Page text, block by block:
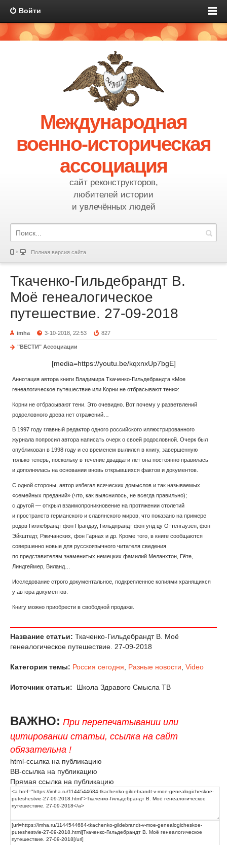
Войти
Международная
военно-историческая
ассоциация
сайт реконструкторов,
любителей истории
и увлечённых людей
Полная версия сайта
Ткаченко-Гильдебрандт В.
Моё генеалогическое
путешествие. 27-09-2018
imha 3-10-2018, 22:53 827
"ВЕСТИ" Ассоциации
[media=https://youtu.be/kqxnxUp7bgE]
Аннотация автора книги Владимира Ткаченко-Гильдебрандта «Мое
генеалогическое путешествие или Корни не отбрасывают тени»:
Корни не отбрасывают тени. Это очевидно. Вот почему у разветвлений
родословного древа нет отражений…
В 1997 году главный редактор одного российского иллюстрированного
журнала попросил автора написать очерк о своей родословной. Очерк был
опубликован в 1998 году и со временем вылился в книгу, завершенную
только теперь, поскольку в течение двадцати лет она постоянно правилась
и дополнялась на основании вновь открывшихся фактов и документов.
С одной стороны, автор избегал всяческих домыслов и так называемых
«семейных преданий» (что, как выяснилось, не всегда правильно);
с другой — открыл взаимопроникновение на протяжении столетий
и пространств германского и славянского миров, что показано на примере
родов Гиллебрандт фон Прандау, Гильдпрандт фон унд цу Оттенгаузен, фон
Эйкштедт, Ржичанских, фон Гарнах и др. Кроме того, в книге сообщаются
совершенно новые для русскоязычного читателя сведения
по представителям знаменитых немецких фамилий Меланхтон, Гёте,
Линдгеймер, Виланд…
Исследование строго документальное, подкрепленное копиями хранящихся
у автора документов.
Книгу можно приобрести в свободной продаже.
Название статьи: Ткаченко-Гильдебрандт В. Моё
генеалогическое путешествие. 27-09-2018
Категория темы: Россия сегодня Разные новости Video
Источник статьи: Школа Здравого Смысла ТВ
ВАЖНО: При перепечатывании или
цитировании статьи, ссылка на сайт
обязательна !
html-ссылка на публикацию
BB-ссылка на публикацию
Прямая ссылка на публикацию